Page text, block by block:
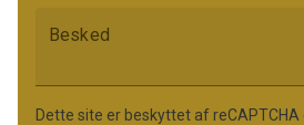
Besked
Dette site er beskyttet af reCAPTCHA